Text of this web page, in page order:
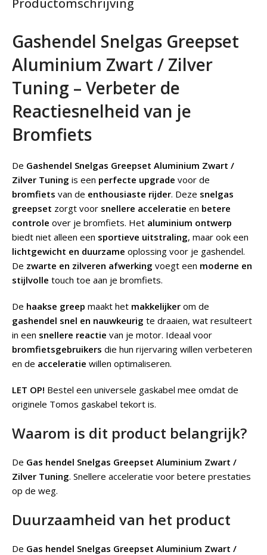
Gashendel Snelgas Greepset
Aluminium Zwart / Zilver
Tuning – Verbeter de
Reactiesnelheid van je
Bromfiets
De Gashendel Snelgas Greepset Aluminium Zwart /
Zilver Tuning is een perfecte upgrade voor de
bromfiets van de enthousiaste rijder. Deze snelgas
greepset zorgt voor snellere acceleratie en betere
controle over je bromfiets. Het aluminium ontwerp
biedt niet alleen een sportieve uitstraling, maar ook een
lichtgewicht en duurzame oplossing voor je gashendel.
De zwarte en zilveren afwerking voegt een moderne en
stijlvolle touch toe aan je bromfiets.
De haakse greep maakt het makkelijker om de
gashendel snel en nauwkeurig te draaien, wat resulteert
in een snellere reactie van je motor. Ideaal voor
bromfietsgebruikers die hun rijervaring willen verbeteren
en de acceleratie willen optimaliseren.
LET OP! Bestel een universele gaskabel mee omdat de
originele Tomos gaskabel tekort is.
Waarom is dit product belangrijk?
De Gas hendel Snelgas Greepset Aluminium Zwart /
Zilver Tuning. Snellere acceleratie voor betere prestaties
op de weg.
Duurzaamheid van het product
De Gas hendel Snelgas Greepset Aluminium Zwart /